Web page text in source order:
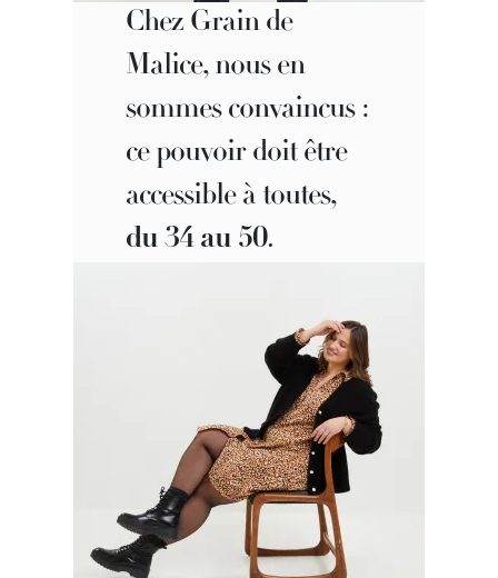
Chez Grain de
Malice, nous en
sommes convaincus :
ce pouvoir doit être
accessible à toutes,
du 34 au 50.